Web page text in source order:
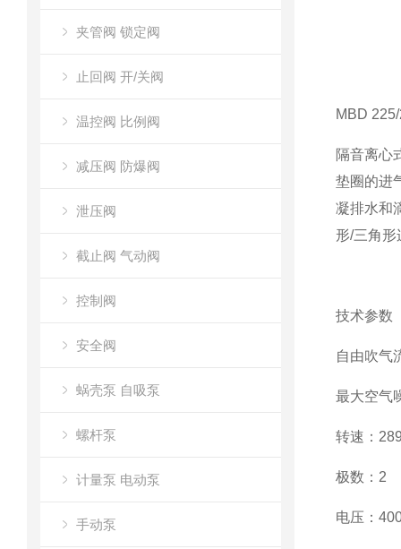
夹管阀 锁定阀
止回阀 开/关阀
温控阀 比例阀
减压阀 防爆阀
泄压阀
截止阀 气动阀
控制阀
安全阀
蜗壳泵 自吸泵
螺杆泵
计量泵 电动泵
手动泵
MBD
隔音离心
垫圈的进
凝排水和
形/三角
技术参数
自由吹气
最大空气
转速：
极数：2
电压：